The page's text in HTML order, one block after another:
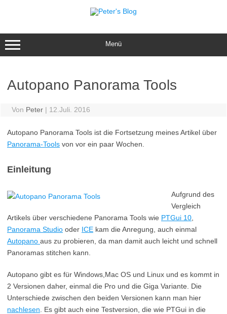
Menü
Autopano Panorama Tools
Von Peter | 12.Juli. 2016
Autopano Panorama Tools ist die Fortsetzung meines Artikel über
Panorama-Tools von vor ein paar Wochen.
Einleitung
Aufgrund des
Vergleich
Artikels über verschiedene Panorama Tools wie PTGui 10
Panorama Studio oder ICE kam die Anregung, auch einmal
Autopano aus zu probieren, da man damit auch leicht und schnell
Panoramas stitchen kann.
Autopano gibt es für Windows,Mac OS und Linux und es kommt in
2 Versionen daher, einmal die Pro und die Giga Variante. Die
Unterschiede zwischen den beiden Versionen kann man hier
nachlesen . Es gibt auch eine Testversion, die wie PTGui in die